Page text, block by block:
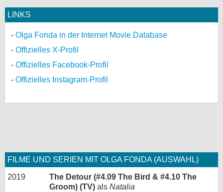
LINKS
Olga Fonda in der Internet Movie Database
Offizielles X-Profil
Offizielles Facebook-Profil
Offizielles Instagram-Profil
FILME UND SERIEN MIT OLGA FONDA (AUSWAHL)
2019
The Detour (#4.09 The Bird & #4.10 The
Groom) (TV) als Natalia